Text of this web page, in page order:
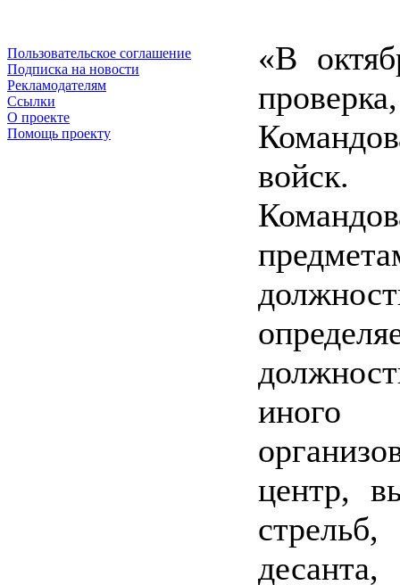
Пользовательское соглашение
Подписка на новости
Рекламодателям
Ссылки
О проекте
Помощь проекту
«В
иного
центр,